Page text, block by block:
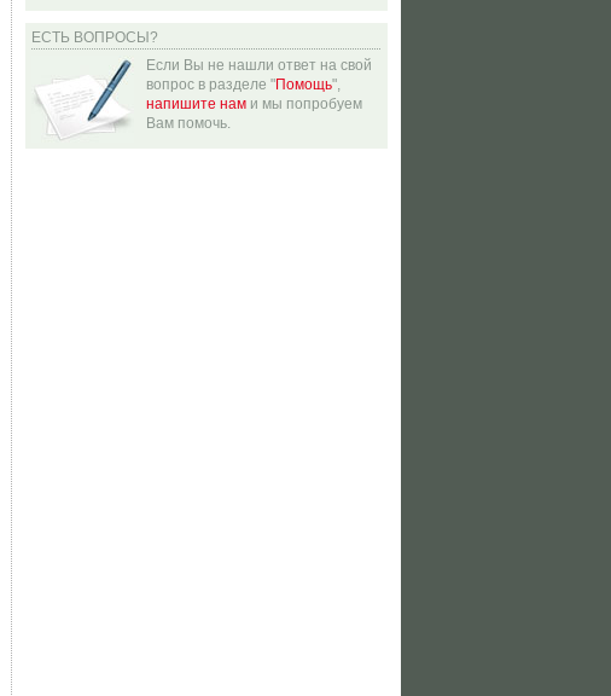
ЕСТЬ ВОПРОСЫ?
Если Вы не нашли ответ на свой
вопрос в разделе "Помощь",
напишите нам и мы попробуем
Вам помочь.